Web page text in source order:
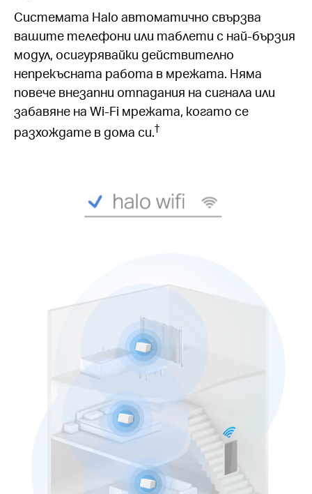
Системата Halo автоматично свързва
вашите телефони или таблети с най-бързия
модул, осигурявайки действително
непрекъсната работа в мрежата. Няма
повече внезапни отпадания на сигнала или
забавяне на Wi-Fi мрежата, когато се
разхождате в дома си.†